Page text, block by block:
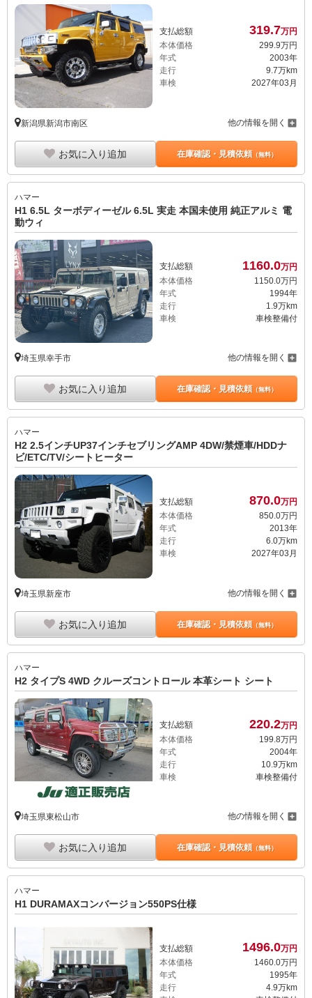
支払総額 319.7万円
本体価格
299.9万円
年式
2003年
走行
9.7万km
車検
2027年03月
新潟県新潟市南区 他の情報を開く
お気に入り追加 在庫確認・見積依頼（無料）
ハマー
H1 6.5L ターボディーゼル 6.5L 実走 本国未使用 純正アルミ 電
動ウィ
支払総額 1160.0万円
本体価格
1150. 0万円
年式
1994年
走行
1.9万km
車検
車検整備付
埼玉県幸手市 他の情報を開く
お気に入り追加 在庫確認・見積依頼（無料）
ハマー
H2 2.5インチUP37インチセブリングAMP 4DW/禁煙車/HDDナ
ビ/ETC/TV/シートヒーター
支払総額 870.0万円
本体価格
850.0万円
年式
2013年
走行
6.0万km
車検
2027年03月
埼玉県新座市 他の情報を開く
お気に入り追加 在庫確認・見積依頼（無料）
ハマー
H2 タイプS 4WD クルーズコントロール 本革シート シート
支払総額 220.2万円
本体価格
199. 8万円
年式
2004年
走行
10.9万km
車検
車検整備付
埼玉県東松山市 他の情報を開く
お気に入り追加 在庫確認・見積依頼（無料）
ハマー
H1 DURAMAXコンバージョン550PS仕様
支払総額 1496.0万円
本体価格
1460.0万円
年式
1995年
走行
4.9万km